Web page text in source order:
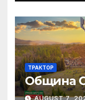
ТРАКТОР
Община
AUGUST 7,